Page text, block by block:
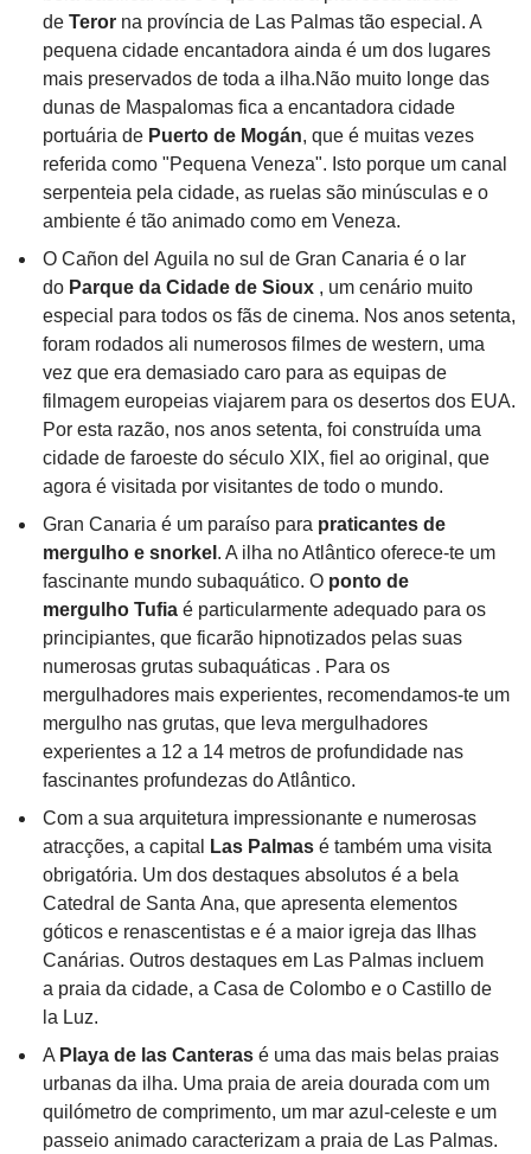
de Teror na província de Las Palmas tão especial. A
pequena cidade encantadora ainda é um dos lugares
mais preservados de toda a ilha.Não muito longe das
dunas de Maspalomas fica a encantadora cidade
portuária de Puerto de Mogán, que é muitas vezes
referida como "Pequena Veneza". Isto porque um canal
serpenteia pela cidade, as ruelas são minúsculas e o
ambiente é tão animado como em Veneza.
O Cañon del Aguila no sul de Gran Canaria é o lar
do Parque da Cidade de Sioux , um cenário muito
especial para todos os fãs de cinema. Nos anos setenta,
foram rodados ali numerosos filmes de western, uma
vez que era demasiado caro para as equipas de
filmagem europeias viajarem para os desertos dos EUA.
Por esta razão, nos anos setenta, foi construída uma
cidade de faroeste do século XIX, fiel ao original, que
agora é visitada por visitantes de todo o mundo.
Gran Canaria é um paraíso para praticantes de
mergulho e snorkel . A ilha no Atlântico oferece-te um
fascinante mundo subaquático. O ponto de
mergulho Tufia é particularmente adequado para os
principiantes, que ficarão hipnotizados pelas suas
numerosas grutas subaquáticas . Para os
mergulhadores mais experientes, recomendamos-te um
mergulho nas grutas, que leva mergulhadores
experientes a 12 a 14 metros de profundidade nas
fascinantes profundezas do Atlântico.
Com a sua arquitetura impressionante e numerosas
atracções, a capital
Las Palmas é também uma visita
obrigatória. Um dos destaques absolutos é a bela
Catedral de Santa Ana, que apresenta elementos
góticos e renascentistas e é a maior igreja das Ilhas
Canárias. Outros destaques em Las Palmas incluem
a praia da cidade, a Casa de Colombo e o Castillo de
la Luz.
A Playa de las Canteras é uma das mais belas praias
urbanas da ilha. Uma praia de areia dourada com um
quilómetro de comprimento, um mar azul-celeste e um
passeio animado caracterizam a praia de Las Palmas.